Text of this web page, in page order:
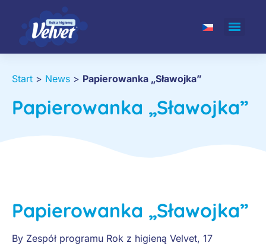
Start > News > Papierowanka „Sławojka”
Papierowanka „Sławojka”
Papierowanka „Sławojka”
By Zespół programu Rok z higieną Velvet, 17